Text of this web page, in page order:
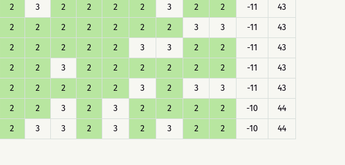
2 3 2 2 2 2 3 2 2 -11
43
2 2 2 2 2 2 2 3 3 -11
43
2 2 2 2 2 3 3 2 2 -11
43
2 2 3 2 2 2 2 2 2 -11
43
2 2 2 2 2 3 2 3 3 -11
43
2 2 3 2 3 2 2 2 2 -10
44
2 3 3 2 3 2 3 2 2 -10 44